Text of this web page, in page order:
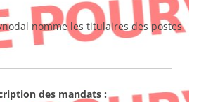
nomme les titulaires des postes
des mandats :